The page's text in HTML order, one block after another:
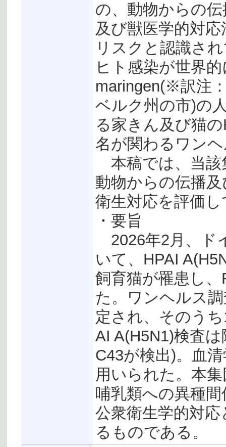
の、動物からの
及び獣医学的対
リスクと認識さ
ヒト感染が世界
maringen(※訳注
ベルク州の市)の
る家きん及び猫
名が関わるワン
本稿では、当該
動物からの伝播
衛生対応を評価
・要旨
2026年2月、ド
いて、HPAI
飼育猫が罹患し
た。ワンヘルス
定され、そのう
AI A(H5N1)検査
C43が検出)。血
用いられた。本
哺乳類への異種
公衆衛生学的対
るものである。